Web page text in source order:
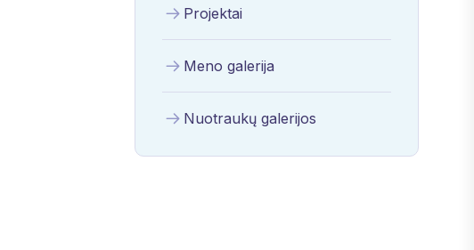
Projektai
Meno galerija
Nuotraukų galerijos